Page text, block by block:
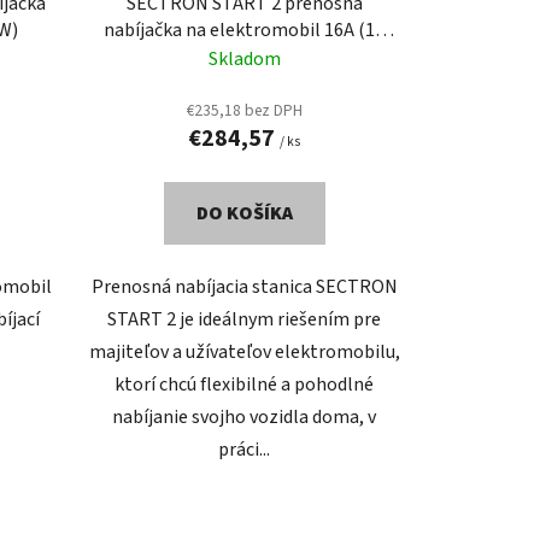
nabíjačka na elektromobil 16A (11
kW)
Skladom
€235,18 bez DPH
€284,57 / ks
DO KOŠÍKA
Prenosná nabíjacia stanica SECTRON
START 2 je ideálnym riešením pre
majiteľov a užívateľov elektromobilu,
ktorí chcú flexibilné a pohodlné
nabíjanie svojho vozidla doma, v
práci...